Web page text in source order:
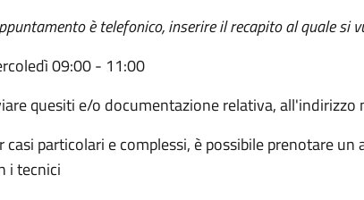
è telefonico, inserire il recapito al quale si
09:00 - 11:00
quesiti e/o documentazione relativa, all'indirizzo
casi particolari e complessi, è possibile prenotare
i tecnici